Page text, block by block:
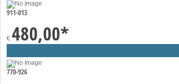
911-013
€ 480,00*
770-926